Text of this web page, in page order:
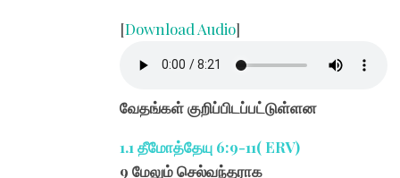
[Download Audio]
வேதங்கள் குறிப்பிடப்பட்டுள்ளன
1.1 தீமோத்தேயு 6:9-11( ERV)
9 மேலும் செல்வந்தராக